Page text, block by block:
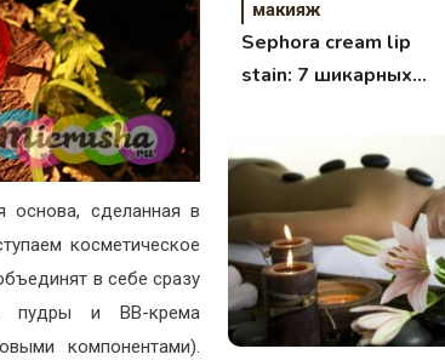
сделанная в
косметическое
в себе сразу
пудры и BB-крема
компонентами).
макияж
Sephora cream lip
stain: 7 шикарных